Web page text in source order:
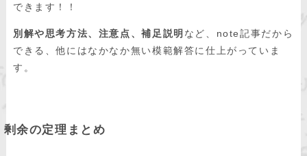
できます！！
別解や思考方法、注意点、補足説明 など、note記事だから
できる、他にはなかなか無い模範解答に仕上がっていま
す。
剰余の定理まとめ